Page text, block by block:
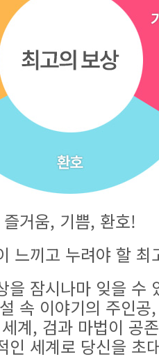
즐거움, 기쁨, 환호!
느끼고 누려야 할 최
을 잠시나마 잊을 수
속 이야기의 주인공,
계, 검과 마법이 공
인 세계로 당신을 초